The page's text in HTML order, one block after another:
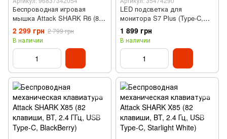
Беспроводная игровая
мышка Attack SHARK R6 (8K
Гц, 42000DPI, 2.4G, BT5.2,
Type-C, PAW3950MAX, Black)
2 299 грн 2 799 грн
В наличии
LED подсветка для
монитора S7 Plus (Type-C,
RGB, 500 Лм, 1000 мАч)
1 899 грн
В наличии